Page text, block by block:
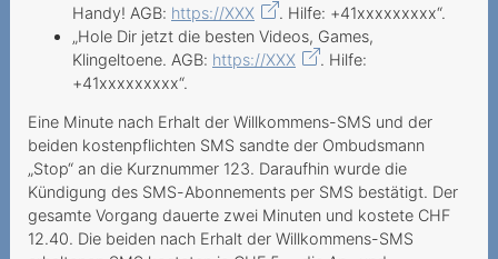
Handy! AGB: https://XXX
. Hilfe: +41xxxxxxxxx“.
„Hole Dir jetzt die besten Videos, Games,
Klingeltoene. AGB: https://XXX
. Hilfe:
+41xxxxxxxxx“.
Eine Minute nach Erhalt der Willkommens-SMS und der
beiden kostenpflichten SMS sandte der Ombudsmann
„Stop“ an die Kurznummer 123. Daraufhin wurde die
Kündigung des SMS-Abonnements per SMS bestätigt. Der
gesamte Vorgang dauerte zwei Minuten und kostete CHF
12.40. Die beiden nach Erhalt der Willkommens-SMS
Contratto a favore di terzi
Costi roaming troppo elevati
servizi a valore aggiunto
Servizi a valore aggiunto
internazionali
Richiesta di portabilita non